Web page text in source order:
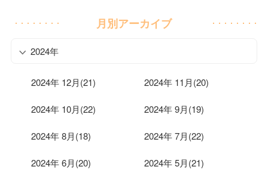
月別アーカイブ
2024年
2024年 12月(21) 2024年 11月(20)
2024年 10月(22) 2024年 9月(19)
2024年 8月(18) 2024年 7月(22)
2024年 6月(20) 2024年 5月(21)